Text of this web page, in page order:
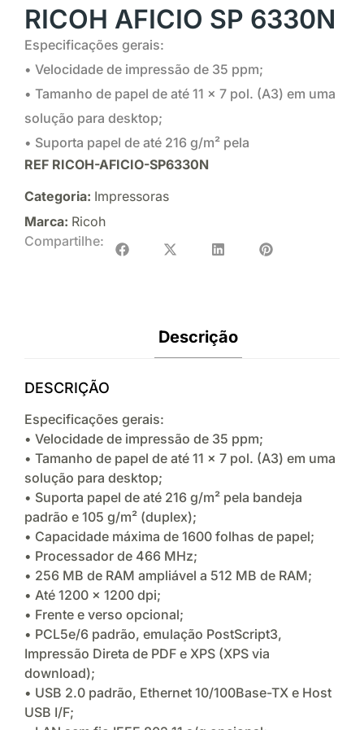
RICOH AFICIO SP 6330N
Especificações gerais:
• Velocidade de impressão de 35 ppm;
• Tamanho de papel de até 11 x 7 pol. (A3) em uma
solução para desktop;
• Suporta papel de até 216 g/m² pela
REF RICOH-AFICIO-SP6330N
Categoria: Impressoras
Marca: Ricoh
Compartilhe:
Descrição
DESCRIÇÃO
Especificações gerais:
• Velocidade de impressão de 35 ppm;
• Tamanho de papel de até 11 x 7 pol. (A3) em uma
solução para desktop;
• Suporta papel de até 216 g/m² pela bandeja
padrão e 105 g/m² (duplex);
• Capacidade máxima de 1600 folhas de papel;
• Processador de 466 MHz;
• 256 MB de RAM ampliável a 512 MB de RAM;
• Até 1200 x 1200 dpi;
• Frente e verso opcional;
• PCL5e/6 padrão, emulação PostScript3,
Impressão Direta de PDF e XPS (XPS via
download);
• USB 2.0 padrão, Ethernet 10/100Base-TX e Host
USB I/F;